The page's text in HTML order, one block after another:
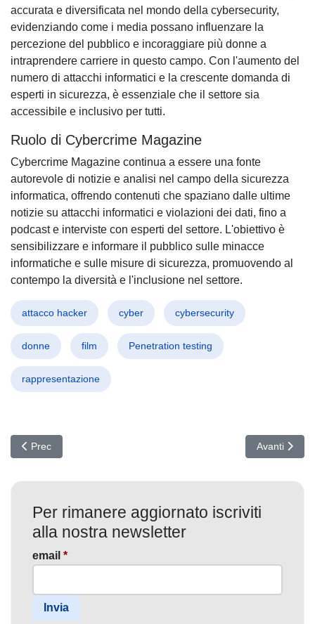
accurata e diversificata nel mondo della cybersecurity,
evidenziando come i media possano influenzare la
percezione del pubblico e incoraggiare più donne a
intraprendere carriere in questo campo. Con l'aumento del
numero di attacchi informatici e la crescente domanda di
esperti in sicurezza, è essenziale che il settore sia
accessibile e inclusivo per tutti.
Ruolo di Cybercrime Magazine
Cybercrime Magazine continua a essere una fonte
autorevole di notizie e analisi nel campo della sicurezza
informatica, offrendo contenuti che spaziano dalle ultime
notizie su attacchi informatici e violazioni dei dati, fino a
podcast e interviste con esperti del settore. L'obiettivo è
sensibilizzare e informare il pubblico sulle minacce
informatiche e sulle misure di sicurezza, promuovendo al
contempo la diversità e l'inclusione nel settore.
attacco hacker cyber cybersecurity
donne film Penetration testing
rappresentazione
Articolo precedente: Vulnerabilità Critica nel Plugin OttoKit:
Prec Articolo
Avanti
Per rimanere aggiornato iscriviti
alla nostra newsletter
email *
Invia